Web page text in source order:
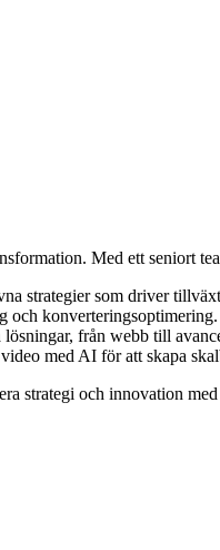
Med ett seniort
strategier som driver
och konverteringsoptimering.
från webb till
med AI för att skapa
strategi och innovation